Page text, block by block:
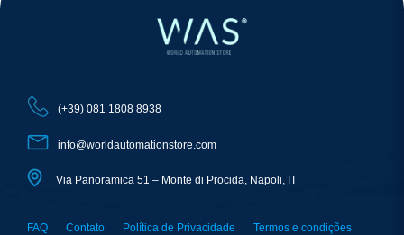
(+39) 081 1808 8938
info@worldautomationstore.com
Via Panoramica 51 – Monte di Procida, Napoli, IT
FAQ Contato Política de Privacidade Termos e condições